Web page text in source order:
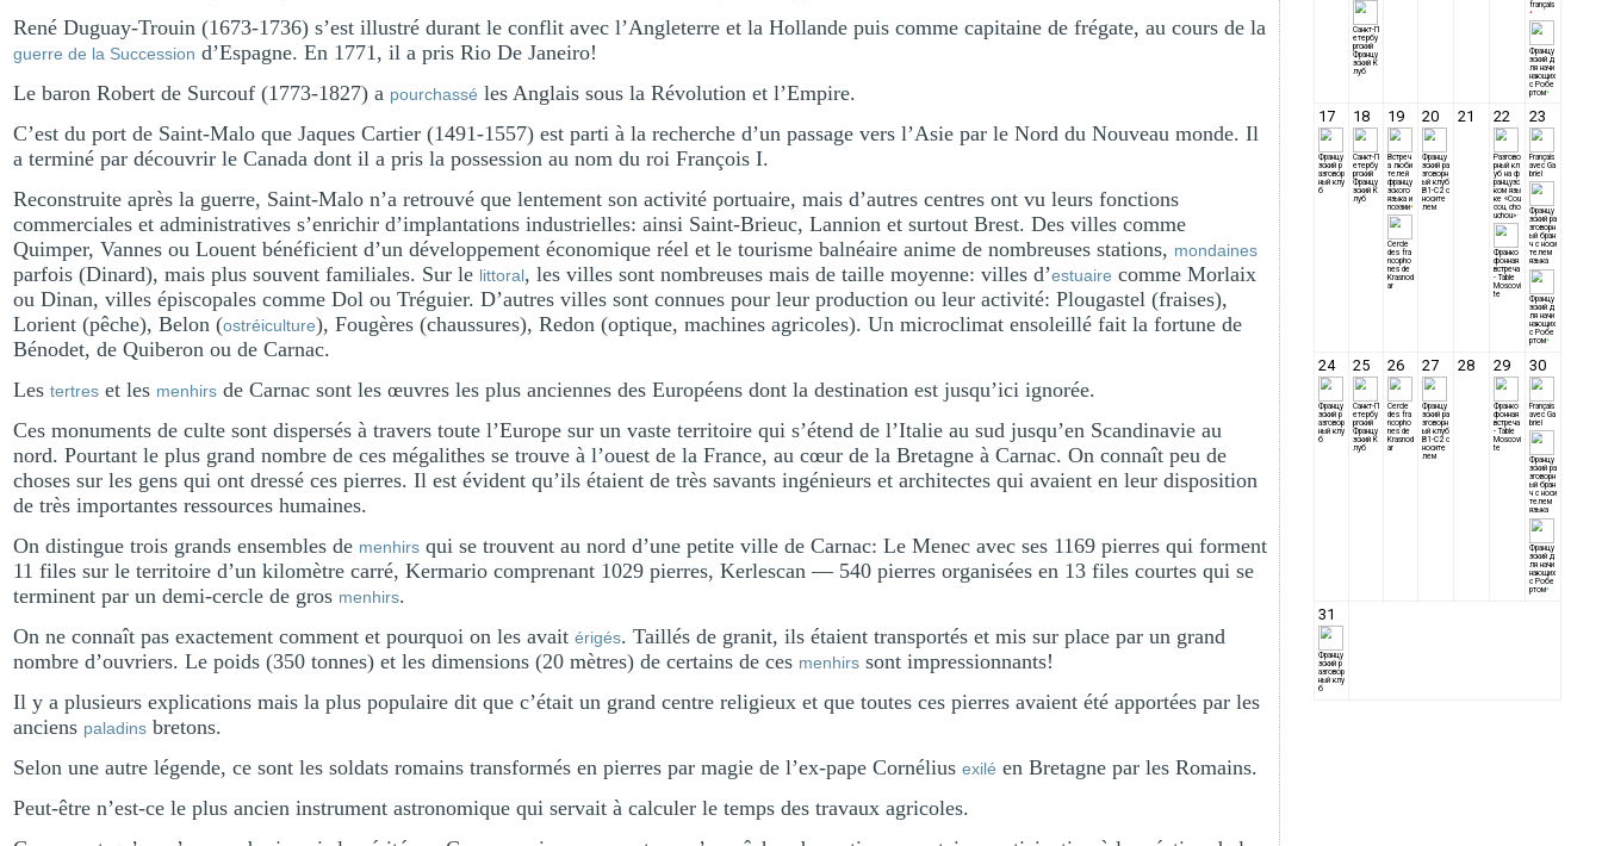
René Duguay-Trouin (1673-1736) s’est illustré durant le conflit avec l’Angleterre et la Hollande puis comme capitaine de frégate, au cours de la
guerre de la Succession d’Espagne. En 1771, il a pris Rio De Janeiro!
Le baron Robert de Surcouf (1773-1827) a pourchassé les Anglais sous la Révolution et l’Empire.
C’est du port de Saint-Malo que Jaques Cartier (1491-1557) est parti à la recherche d’un passage vers l’Asie par le Nord du Nouveau monde. Il
a terminé par découvrir le Canada dont il a pris la possession au nom du roi François I.
Reconstruite après la guerre, Saint-Malo n’a retrouvé que lentement son activité portuaire, mais d’autres centres ont vu leurs fonctions
commerciales et administratives s’enrichir d’implantations industrielles: ainsi Saint-Brieuc, Lannion et surtout Brest. Des villes comme
Quimper, Vannes ou Louent bénéficient d’un développement économique réel et le tourisme balnéaire anime de nombreuses stations, mondaines
parfois (Dinard), mais plus souvent familiales. Sur le littoral, les villes sont nombreuses mais de taille moyenne: villes d’estuaire comme Morlaix
ou Dinan, villes épiscopales comme Dol ou Tréguier. D’autres villes sont connues pour leur production ou leur activité: Plougastel (fraises),
Lorient (pêche), Belon (ostréiculture), Fougères (chaussures), Redon (optique, machines agricoles). Un microclimat ensoleillé fait la fortune de
Bénodet, de Quiberon ou de Carnac.
Les tertres et les menhirs de Carnac sont les œuvres les plus anciennes des Européens dont la destination est jusqu’ici ignorée.
Ces monuments de culte sont dispersés à travers toute l’Europe sur un vaste territoire qui s’étend de l’Italie au sud jusqu’en Scandinavie au
nord. Pourtant le plus grand nombre de ces mégalithes se trouve à l’ouest de la France, au cœur de la Bretagne à Carnac. On connaît peu de
choses sur les gens qui ont dressé ces pierres. Il est évident qu’ils étaient de très savants ingénieurs et architectes qui avaient en leur disposition
de très importantes ressources humaines.
On distingue trois grands ensembles de menhirs qui se trouvent au nord d’une petite ville de Carnac: Le Menec avec ses 1169 pierres qui forment
11 files sur le territoire d’un kilomètre carré, Kermario comprenant 1029 pierres, Kerlescan — 540 pierres organisées en 13 files courtes qui se
terminent par un demi-cercle de gros menhirs.
On ne connaît pas exactement comment et pourquoi on les avait érigés. Taillés de granit, ils étaient transportés et mis sur place par un grand
nombre d’ouvriers. Le poids (350 tonnes) et les dimensions (20 mètres) de certains de ces menhirs sont impressionnants!
Il y a plusieurs explications mais la plus populaire dit que c’était un grand centre religieux et que toutes ces pierres avaient été apportées par les
anciens paladins bretons.
Selon une autre légende, ce sont les soldats romains transformés en pierres par magie de l’ex-pape Cornélius exilé en Bretagne par les Romains.
Peut-être n’est-ce le plus ancien instrument astronomique qui servait à calculer le temps des travaux agricoles.